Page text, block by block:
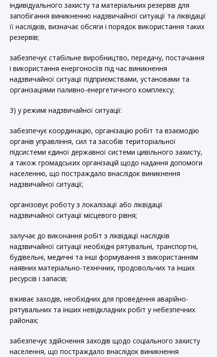
індивідуального захисту та матеріальних резервів для
запобігання виникненню надзвичайної ситуації та ліквідації
її наслідків, визначає обсяги і порядок використання таких
резервів;
забезпечує стабільне виробництво, передачу, постачання
і використання енергоносіїв під час виникнення
надзвичайної ситуації підприємствами, установами та
організаціями паливно-енергетичного комплексу;
3) у режимі надзвичайної ситуації:
забезпечує координацію, організацію робіт та взаємодію
органів управління, сил та засобів територіальної
підсистеми єдиної державної системи цивільного захисту,
а також громадських організацій щодо надання допомоги
населенню, що постраждало внаслідок виникнення
надзвичайної ситуації;
організовує роботу з локалізації або ліквідації
надзвичайної ситуації місцевого рівня;
залучає до виконання робіт з ліквідації наслідків
надзвичайної ситуації необхідні рятувальні, транспортні,
будівельні, медичні та інші формування з використанням
наявних матеріально-технічних, продовольчих та інших
ресурсів і запасів;
вживає заходів, необхідних для проведення аварійно-
рятувальних та інших невідкладних робіт у небезпечних
районах;
забезпечує здійснення заходів щодо соціального захисту
населення, що постраждало внаслідок виникнення